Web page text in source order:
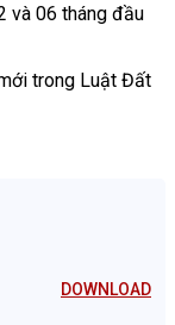
và 06 tháng đầu
trong Luật Đất
DOWNLOAD